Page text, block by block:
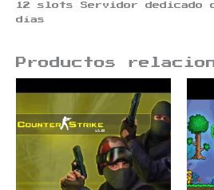
12 slots Servidor dedicado
días
Productos